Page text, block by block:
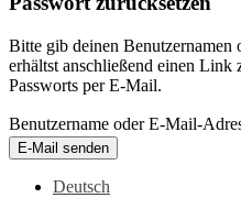
Bitte gib deinen
erhältst anschließend einen Link
Passworts per E-Mail.
Benutzername oder E-Mail-
E-Mail senden
Deutsch